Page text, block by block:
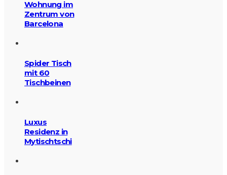
Wohnung im
Zentrum von
Barcelona
Spider Tisch
mit 60
Tischbeinen
Luxus
Residenz in
Mytischtschi